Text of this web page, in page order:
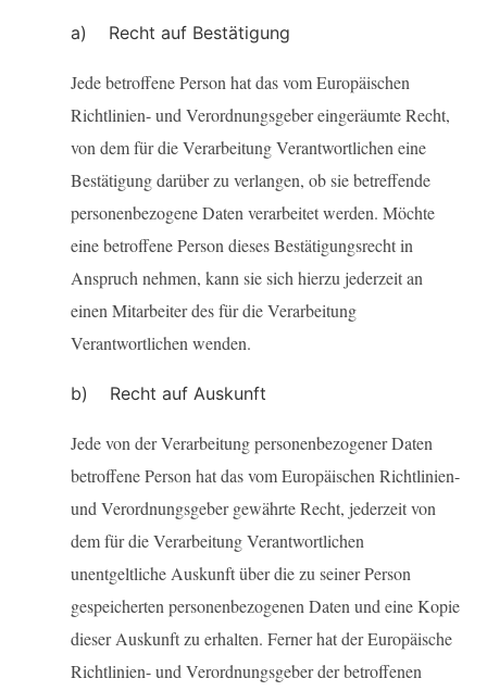
a) Recht auf Bestätigung
Jede betroffene Person hat das vom Europäischen
Richtlinien- und Verordnungsgeber eingeräumte Recht,
von dem für die Verarbeitung Verantwortlichen eine
Bestätigung darüber zu verlangen, ob sie betreffende
personenbezogene Daten verarbeitet werden. Möchte
eine betroffene Person dieses Bestätigungsrecht in
Anspruch nehmen, kann sie sich hierzu jederzeit an
einen Mitarbeiter des für die Verarbeitung
Verantwortlichen wenden.
b) Recht auf Auskunft
Jede von der Verarbeitung personenbezogener Daten
betroffene Person hat das vom Europäischen Richtlinien-
und Verordnungsgeber gewährte Recht, jederzeit von
dem für die Verarbeitung Verantwortlichen
unentgeltliche Auskunft über die zu seiner Person
gespeicherten personenbezogenen Daten und eine Kopie
dieser Auskunft zu erhalten. Ferner hat der Europäische
Richtlinien- und Verordnungsgeber der betroffenen